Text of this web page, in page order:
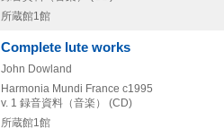
所蔵館1館
Complete lute works
John Dowland
Harmonia Mundi France c1995
v. 1 録音資料（音楽） (CD)
所蔵館1館